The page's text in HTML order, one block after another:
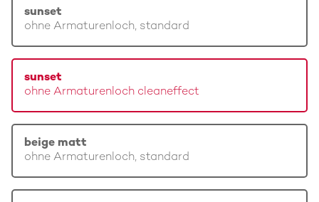
sunset
ohne Armaturenloch, standard
sunset
ohne Armaturenloch cleaneffect
beige matt
ohne Armaturenloch, standard